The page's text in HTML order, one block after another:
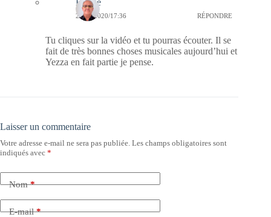
Bernie
22/03/2020/17:36 RÉPONDRE
Tu cliques sur la vidéo et tu pourras écouter. Il se
fait de très bonnes choses musicales aujourd’hui et
Yezza en fait partie je pense.
Laisser un commentaire
Votre adresse e-mail ne sera pas publiée. Les champs obligatoires sont
indiqués avec *
Nom*
E-mail*